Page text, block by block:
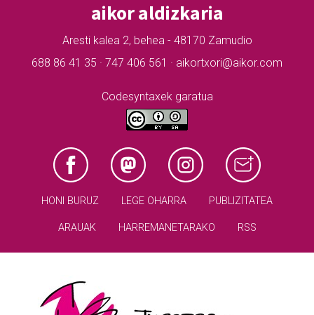
aikor aldizkaria
Aresti kalea 2, behea - 48170 Zamudio
688 86 41 35 · 747 406 561 · aikortxori@aikor.com
Codesyntaxek garatua
HONI BURUZ LEGE OHARRA PUBLIZITATEA
ARAUAK HARREMANETARAKO RSS